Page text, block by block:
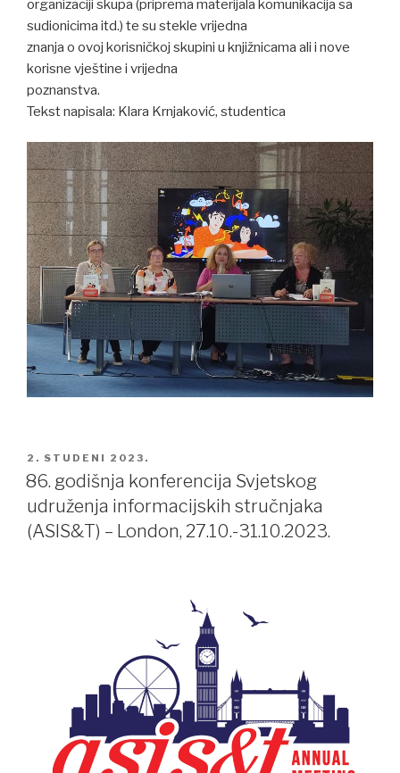
organizaciji skupa (priprema materijala komunikacija sa
sudionicima itd.) te su stekle vrijedna
znanja o ovoj korisničkoj skupini u knjižnicama ali i nove
korisne vještine i vrijedna
poznanstva.
Tekst napisala: Klara Krnjaković, studentica
POSTED
ON
2. STUDENI 2023.
86. godišnja konferencija Svjetskog
udruženja informacijskih stručnjaka
(ASIS&T) – London, 27.10.-31.10.2023.